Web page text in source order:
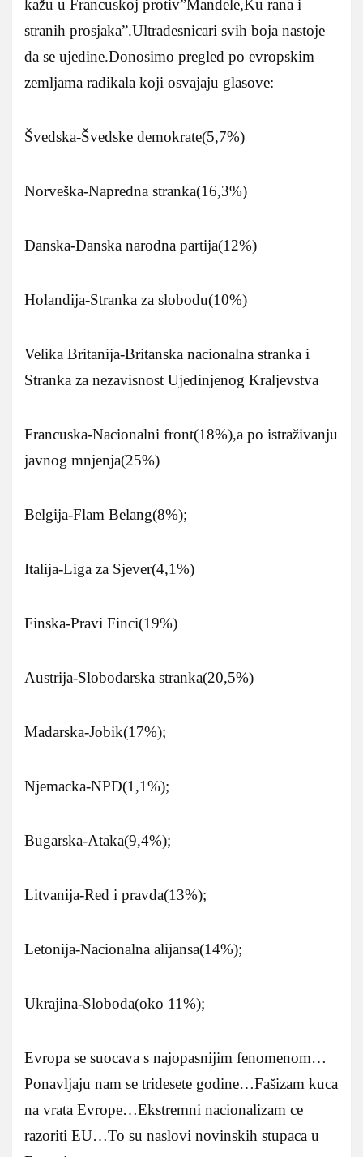
kažu u Francuskoj protiv”Mandele,Ku rana i
stranih prosjaka”.Ultradesnicari svih boja nastoje
da se ujedine.Donosimo pregled po evropskim
zemljama radikala koji osvajaju glasove:
Švedska-Švedske demokrate(5,7%)
Norveška-Napredna stranka(16,3%)
Danska-Danska narodna partija(12%)
Holandija-Stranka za slobodu(10%)
Velika Britanija-Britanska nacionalna stranka i
Stranka za nezavisnost Ujedinjenog Kraljevstva
Francuska-Nacionalni front(18%),a po istraživanju
javnog mnjenja(25%)
Belgija-Flam Belang(8%);
Italija-Liga za Sjever(4,1%)
Finska-Pravi Finci(19%)
Austrija-Slobodarska stranka(20,5%)
Madarska-Jobik(17%);
Njemacka-NPD(1,1%);
Bugarska-Ataka(9,4%);
Litvanija-Red i pravda(13%);
Letonija-Nacionalna alijansa(14%);
Ukrajina-Sloboda(oko 11%);
Evropa se suocava s najopasnijim fenomenom…
Ponavljaju nam se tridesete godine…Fašizam kuca
na vrata Evrope…Ekstremni nacionalizam ce
razoriti EU…To su naslovi novinskih stupaca u